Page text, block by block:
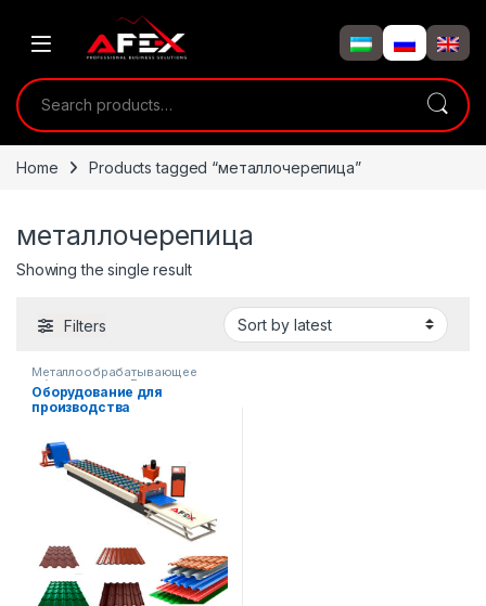
Search for:
Home Products tagged “металлочерепица”
металлочерепица
Showing the single result
Filters
Металлообрабатывающее
оборудование Готовые
производственные линии
Оборудование для
производства
(профнастил).